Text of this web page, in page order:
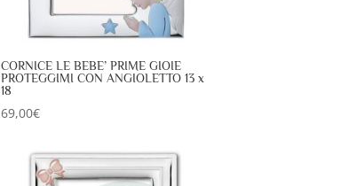
CORNICE LE BEBE’ PRIME GIOIE
PROTEGGIMI CON ANGIOLETTO 13 x
18
69,00€